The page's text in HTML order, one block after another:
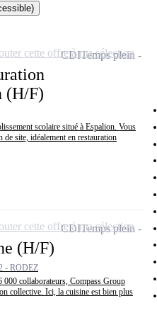
(H/F)
scolaire situé à Espalion. Vous
site, idéalement en restauration
CDITemps plein
cette offre à ma sélection
(H/F)
- RODEZ
000 collaborateurs, Compass Group
collective. Ici, la cuisine est bien plus
CDITemps plein
cette offre à ma sélection